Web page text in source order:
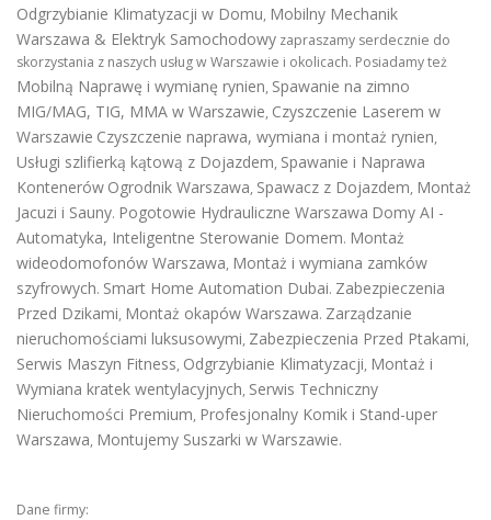
Odgrzybianie Klimatyzacji w Domu, Mobilny Mechanik
Warszawa & Elektryk Samochodowy zapraszamy serdecznie do
skorzystania z naszych usług w Warszawie i okolicach. Posiadamy też
Mobilną Naprawę i wymianę rynien, Spawanie na zimno
MIG/MAG, TIG, MMA w Warszawie, Czyszczenie Laserem w
Warszawie Czyszczenie naprawa, wymiana i montaż rynien,
Usługi szlifierką kątową z Dojazdem, Spawanie i Naprawa
Kontenerów Ogrodnik Warszawa, Spawacz z Dojazdem, Montaż
Jacuzi i Sauny. Pogotowie Hydrauliczne Warszawa Domy AI -
Automatyka, Inteligentne Sterowanie Domem. Montaż
wideodomofonów Warszawa, Montaż i wymiana zamków
szyfrowych. Smart Home Automation Dubai. Zabezpieczenia
Przed Dzikami, Montaż okapów Warszawa. Zarządzanie
nieruchomościami luksusowymi, Zabezpieczenia Przed Ptakami,
Serwis Maszyn Fitness, Odgrzybianie Klimatyzacji, Montaż i
Wymiana kratek wentylacyjnych, Serwis Techniczny
Nieruchomości Premium, Profesjonalny Komik i Stand-uper
Warszawa, Montujemy Suszarki w Warszawie.
Dane firmy: